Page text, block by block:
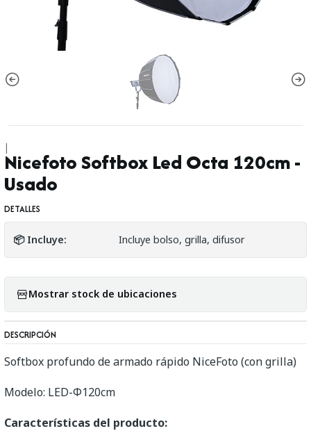
|
Nicefoto Softbox Led Octa 120cm -
Usado
DETALLES
📦 Incluye: Incluye bolso, grilla, difusor
Mostrar stock de ubicaciones
DESCRIPCIÓN
Softbox profundo de armado rápido NiceFoto (con grilla)
Modelo: LED-Φ120cm
Características del producto: